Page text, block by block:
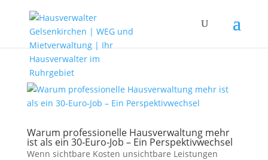
Warum professionelle Hausverwaltung mehr
ist als ein 30‑Euro‑Job – Ein Perspektivwechsel
Wenn sichtbare Kosten unsichtbare Leistungen